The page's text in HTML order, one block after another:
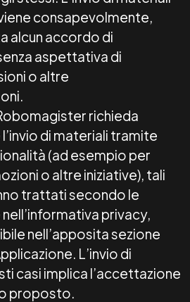
consapevolmente,
alcun accordo di
aspettativa di
o altre
richieda
di materiali tramite
(ad esempio per
o altre iniziative), tali
trattati secondo le
privacy,
nell’apposita sezione
L’invio di
casi implica l’accettazione
proposto.